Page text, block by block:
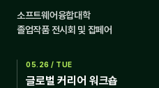
소프트웨어융합대학
졸업작품 전시회 및 잡페어
05.26 / TUE
글로벌 커리어 워크숍